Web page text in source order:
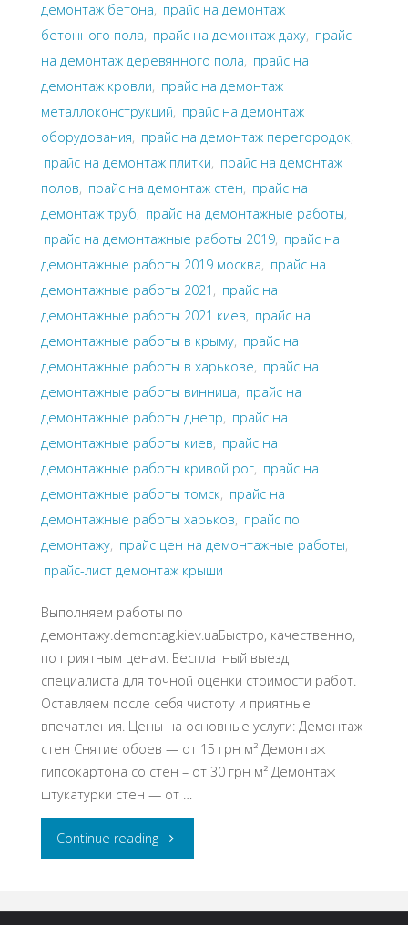
демонтаж бетона, прайс на демонтаж
бетонного пола, прайс на демонтаж даху, прайс
на демонтаж деревянного пола, прайс на
демонтаж кровли, прайс на демонтаж
металлоконструкций, прайс на демонтаж
оборудования, прайс на демонтаж перегородок,
прайс на демонтаж плитки, прайс на демонтаж
полов, прайс на демонтаж стен, прайс на
демонтаж труб, прайс на демонтажные работы,
прайс на демонтажные работы 2019, прайс на
демонтажные работы 2019 москва, прайс на
демонтажные работы 2021 , прайс на
демонтажные работы 2021 киев, прайс на
демонтажные работы в крыму, прайс на
демонтажные работы в харькове, прайс на
демонтажные работы винница, прайс на
демонтажные работы днепр, прайс на
демонтажные работы киев, прайс на
демонтажные работы кривой рог, прайс на
демонтажные работы томск, прайс на
демонтажные работы харьков, прайс по
демонтажу, прайс цен на демонтажные работы,
прайс-лист демонтаж крыши
Выполняем работы по
демонтажу.demontag.kiev.uaБыстро, качественно,
по приятным ценам. Бесплатный выезд
специалиста для точной оценки стоимости работ.
Оставляем после себя чистоту и приятные
впечатления. Цены на основные услуги: Демонтаж
стен Снятие обоев — от 15 грн м² Демонтаж
гипсокартона со стен – от 30 грн м² Демонтаж
штукатурки стен — от …
Continue reading"Прайс
демонтаж